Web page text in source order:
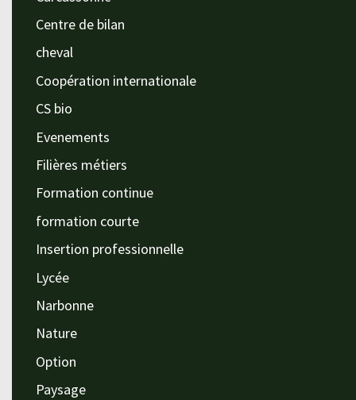
Centre de bilan
cheval
Coopération internationale
CS bio
Evenements
Filières métiers
Formation continue
formation courte
Insertion professionnelle
Lycée
Narbonne
Nature
Option
Paysage